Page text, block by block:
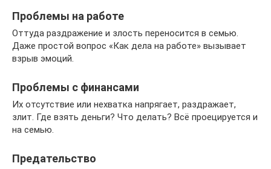
Проблемы на работе
Оттуда раздражение и злость переносится в семью.
Даже простой вопрос «Как дела на работе» вызывает
взрыв эмоций.
Проблемы с финансами
Их отсутствие или нехватка напрягает, раздражает,
злит. Где взять деньги? Что делать? Всё проецируется и
на семью.
Предательство